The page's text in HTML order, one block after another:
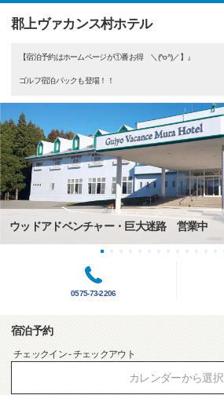
郡上ヴァカンス村ホテル
【宿泊予約はホームページが①番お得 ＼(^o^)／】』
ゴルフ宿泊パックも登場！！
ウッドアドベンチャー・巨大迷路 営業中
0575-73-2206
宿泊予約
チェックイン - チェックアウト
カレンダーから選択